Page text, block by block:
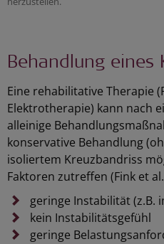
Behandlung eines
Eine rehabilitative Therapie
Elektrotherapie) kann nach
alleinige
konservative Behandlung
isoliertem Kreuzbandriss
Faktoren zutreffen (Fink et
geringe Instabilität (z.B.
kein Instabilitätsgefühl
geringe